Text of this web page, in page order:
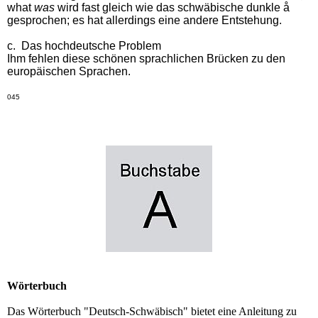
whatwas wird fast gleich wie das schwäbische dunkle å
gesprochen; es hat allerdings eine andere Entstehung.
c. Das hochdeutsche Problem
Ihm fehlen diese schönen sprachlichen Brücken zu den
europäischen Sprachen.
045
Wörterbuch
Das Wörterbuch "Deutsch-Schwäbisch" bietet eine Anleitung zu